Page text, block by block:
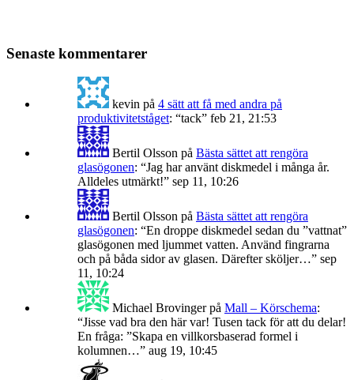
Senaste kommentarer
kevin på 4 sätt att få med andra på
produktivitetståget: “tack” feb 21, 21:53
Bertil Olsson på Bästa sättet att rengöra
glasögonen: “Jag har använt diskmedel i många år.
Alldeles utmärkt!” sep 11, 10:26
Bertil Olsson på Bästa sättet att rengöra
glasögonen: “En droppe diskmedel sedan du ”vattnat”
glasögonen med ljummet vatten. Använd fingrarna
och på båda sidor av glasen. Därefter sköljer…” sep
11, 10:24
Michael Brovingerpå Mall – Körschema:
“Jisse vad bra den här var! Tusen tack för att du delar!
En fråga: ”Skapa en villkorsbaserad formel i
kolumnen…” aug 19, 10:45